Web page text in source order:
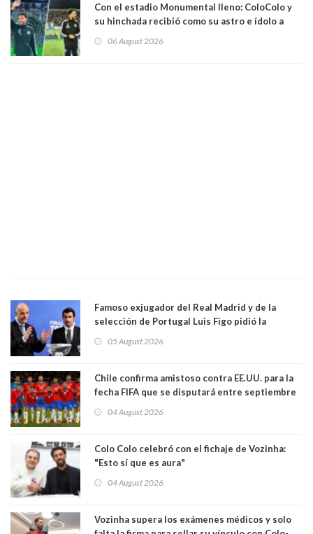
Con el estadio Monumental lleno: ColoColo y
su hinchada recibió como su astro e ídolo a
06 August 2026
Famoso exjugador del Real Madrid y de la
selección de Portugal Luis Figo pidió la
comportamiento más bajo y cobarde que he
05 August 2026
Chile confirma amistoso contra EE.UU. para la
fecha FIFA que se disputará entre septiembre
04 August 2026
Colo Colo celebró con el fichaje de Vozinha:
"Esto sí que es aura"
04 August 2026
Vozinha supera los exámenes médicos y solo